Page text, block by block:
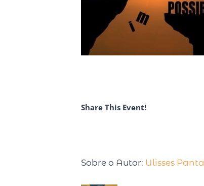
Share This Event!
Sobre o Autor: Ulisses Panta